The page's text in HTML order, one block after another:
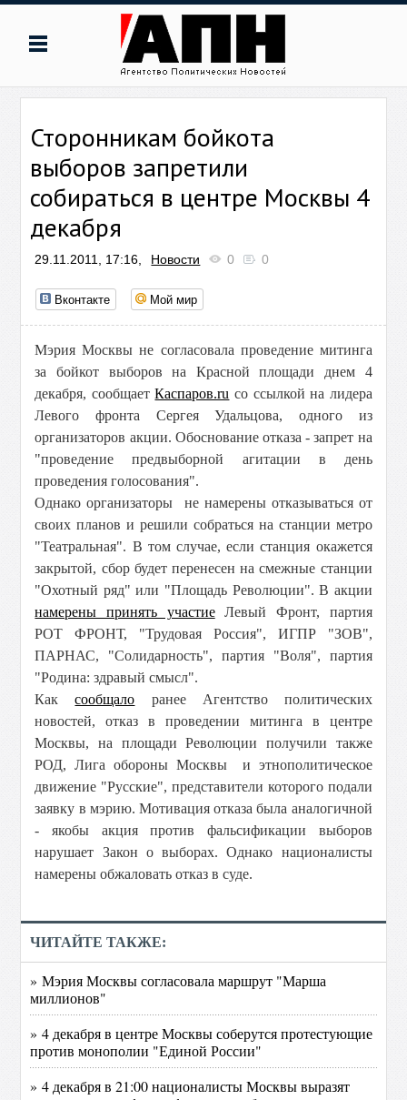
Сторонникам бойкота
выборов запретили
собираться в центре Москвы 4
декабря
29.11.2011, 17:16, Новости 0 0
Вконтакте Мой мир
Мэрия Москвы не согласовала проведение митинга
за бойкот выборов на Красной площади днем 4
декабря, сообщаетКаспаров.ru со ссылкой на лидера
Левого фронта Сергея Удальцова, одного из
организаторов акции. Обоснование отказа - запрет на
"проведение предвыборной агитации в день
проведения голосования".
Однако организаторы не намерены отказываться от
своих планов и решили собраться на станции метро
"Театральная". В том случае, если станция окажется
закрытой, сбор будет перенесен на смежные станции
"Охотный ряд" или "Площадь Революции". В акции
намерены принять участиеЛевый Фронт, партия
РОТ ФРОНТ, "Трудовая Россия", ИГПР "ЗОВ",
ПАРНАС, "Солидарность", партия "Воля", партия
"Родина: здравый смысл".
Каксообщало ранее Агентство политических
новостей, отказ в проведении митинга в центре
Москвы, на площади Революции получили также
РОД, Лига обороны Москвы и этнополитическое
движение "Русские", представители которого подали
заявку в мэрию. Мотивация отказа была аналогичной
- якобы акция против фальсификации выборов
нарушает Закон о выборах. Однако националисты
намерены обжаловать отказ в суде.
ЧИТАЙТЕ ТАКЖЕ:
» Мэрия Москвы согласовала маршрут "Марша
миллионов"
» 4 декабря в центре Москвы соберутся протестующие
против монополии "Единой России"
» 4 декабря в 21:00 националисты Москвы выразят